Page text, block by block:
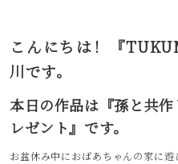
こんにちは！『
川です。
本日の作品は『孫と共
レゼント』です。
お盆休み中におばあちゃんの家に